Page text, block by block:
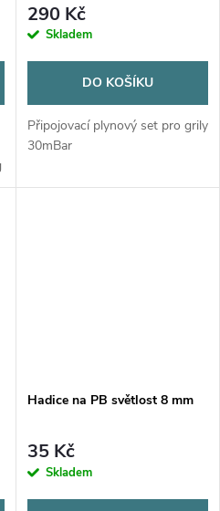
290 Kč
Skladem
DO KOŠÍKU
Připojovací plynový set pro grily
30mBar
Hadice na PB světlost 8 mm
35 Kč
Skladem